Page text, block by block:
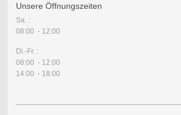
Unsere Öffnungszeiten
Sa. :
08:00 - 12:00
Di.-Fr. :
08:00 - 12:00
14:00 - 18:00